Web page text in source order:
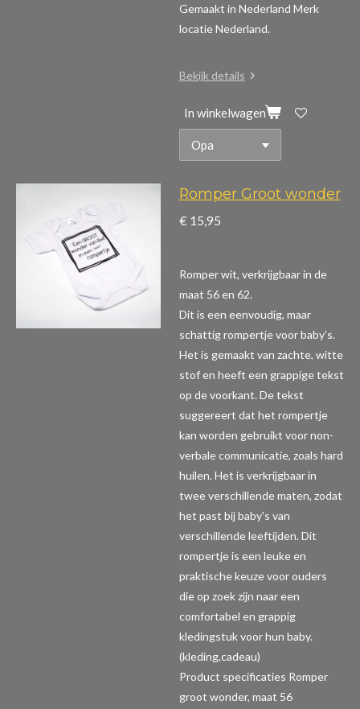
Gemaakt in Nederland Merk
locatie Nederland.
Bekijk details
In winkelwagen
Romper Groot wonder
€ 15,95
Romper wit, verkrijgbaar in de
maat 56 en 62.
Dit is een eenvoudig, maar
schattig rompertje voor baby's.
Het is gemaakt van zachte, witte
stof en heeft een grappige tekst
op de voorkant. De tekst
suggereert dat het rompertje
kan worden gebruikt voor non-
verbale communicatie, zoals hard
huilen. Het is verkrijgbaar in
twee verschillende maten, zodat
het past bij baby's van
verschillende leeftijden. Dit
rompertje is een leuke en
praktische keuze voor ouders
die op zoek zijn naar een
comfortabel en grappig
kledingstuk voor hun baby.
(kleding,cadeau)
Product specificaties Romper
groot wonder, maat 56